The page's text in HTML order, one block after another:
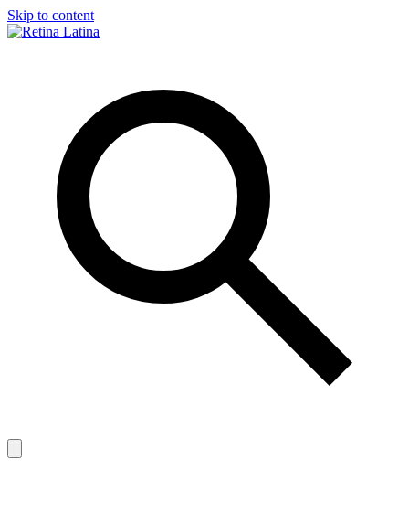
Skip to content